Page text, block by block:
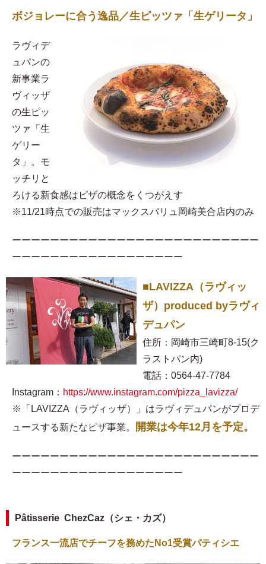
ボジョレーに合う逸品／生ピッツァ「生ゲリータ」
ラヴィデ
ュパンの
新事業ラ
ヴィッザ
の生ピッ
ツァ「生
ゲリー
タ」。モ
ッチリと
ろける新食感はピザの概念をくつがえす
※11/21時点での販売はマックスバリュ岡崎美合店内のみ
ーーーーーーーーーーーーーーーーーーーーーーーーーー
ーーーーーーーーーーーーーーーーーー
■LAVIZZA（ラヴィッ
ザ）produced byラヴィ
デュパン
住所：岡崎市三崎町8-15(ク
ラストパン内)
電話：0564-47-7784
Instagram： https://www.instagram.com/pizza_lavizza/
※「LAVIZZA（ラヴィッザ）」はラヴィデュパンがプロデ
ュースする新たなピザ事業。
開業は今年12月を予定。
ーーーーーーーーーーーーーーーーーーーーーーーーーー
ーーーーーーーーーーーーーーーーーー
Pâtisserie ChezCaz（シェ・カズ）
フランス一流店でチーフを務めたNo1受賞パティシエ